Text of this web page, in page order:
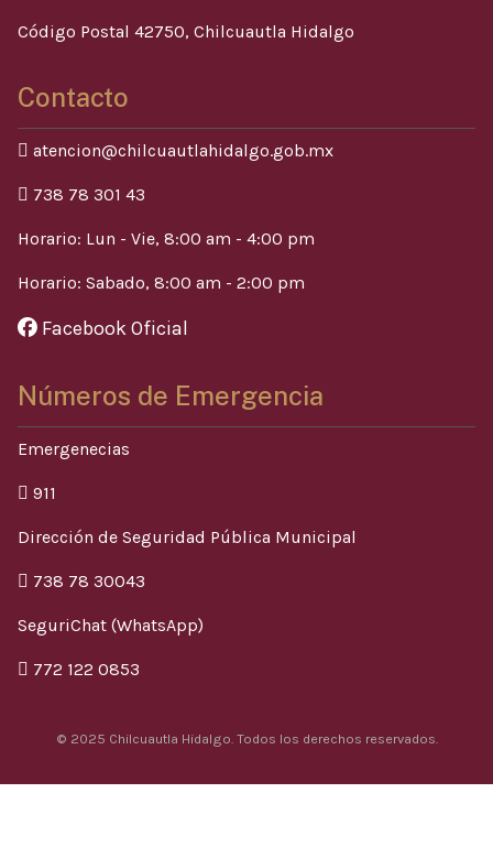
Código Postal 42750, Chilcuautla Hidalgo
Contacto
atencion@chilcuautlahidalgo.gob.mx
738 78 301 43
Horario: Lun - Vie, 8:00 am - 4:00 pm
Horario: Sabado, 8:00 am - 2:00 pm
Facebook Oficial
Números de Emergencia
Emergenecias
911
Dirección de Seguridad Pública Municipal
738 78 30043
SeguriChat (WhatsApp)
772 122 0853
© 2025 Chilcuautla Hidalgo. Todos los derechos reservados.